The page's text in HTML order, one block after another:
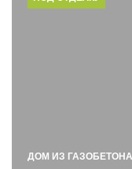
ДОМ ИЗ